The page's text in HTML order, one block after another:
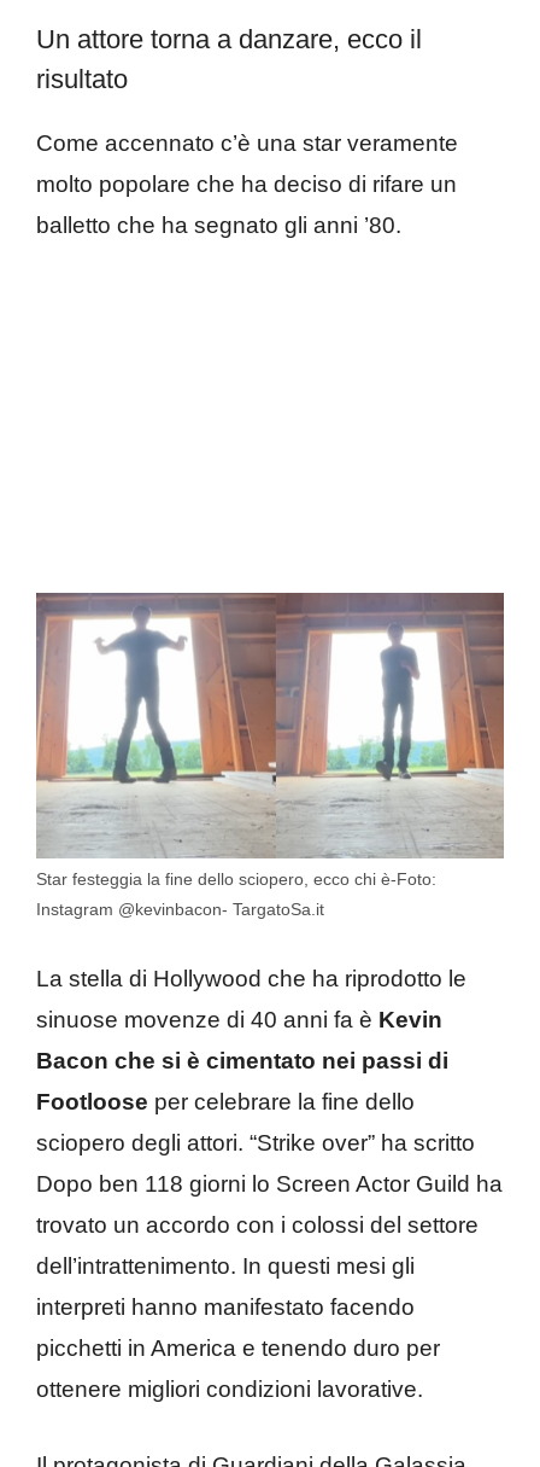
Un attore torna a danzare, ecco il
risultato
Come accennato c’è una star veramente
molto popolare che ha deciso di rifare un
balletto che ha segnato gli anni ’80.
Star festeggia la fine dello sciopero, ecco chi è-Foto:
Instagram @kevinbacon- TargatoSa.it
La stella di Hollywood che ha riprodotto le
sinuose movenze di 40 anni fa è Kevin
Bacon che si è cimentato nei passi di
Footloose per celebrare la fine dello
sciopero degli attori. “Strike over” ha scritto
Dopo ben 118 giorni lo Screen Actor Guild ha
trovato un accordo con i colossi del settore
dell’intrattenimento. In questi mesi gli
interpreti hanno manifestato facendo
picchetti in America e tenendo duro per
ottenere migliori condizioni lavorative.